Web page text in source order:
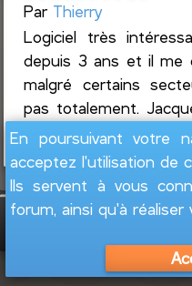
Par Thierry
Logiciel très
depuis 3 ans et il me
malgré certains
pas totalement.
access...Lire la suite
En poursuivant votre
acceptez l'utilisation de
Ils servent à vous
forum, ainsi qu'à
GesFine - Copyright